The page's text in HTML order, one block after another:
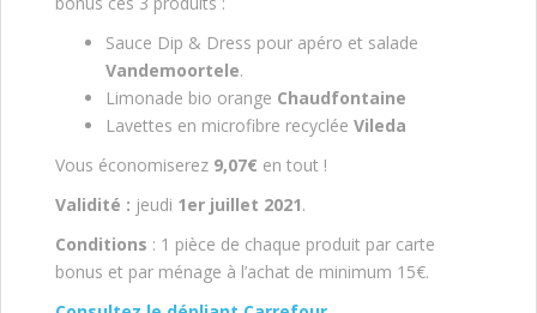
Sauce Dip & Dress pour apéro et salade
Vandemoortele.
Limonade bio orange Chaudfontaine
Lavettes en microfibre recyclée Vileda
Vous économiserez 9,07€ en tout !
Validité : jeudi 1er juillet 2021.
Conditions : 1 pièce de chaque produit par carte
bonus et par ménage à l’achat de minimum 15€.